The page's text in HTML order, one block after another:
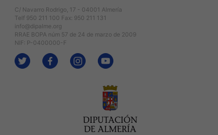
C/ Navarro Rodrigo, 17 - 04001 Almería
Telf 950 211 100 Fax: 950 211 131
info@dipalme.org
RRAE BOPA núm 57 de 24 de marzo de 2009
NIF: P-0400000-F